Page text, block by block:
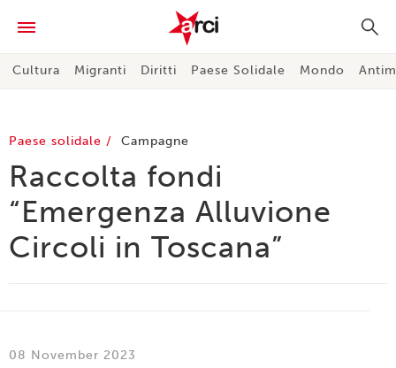
Cultura Migranti Diritti Paese Solidale Mondo
Paese solidale Campagne
Raccolta fondi
“Emergenza Alluvione
Circoli in Toscana”
08 November 2023